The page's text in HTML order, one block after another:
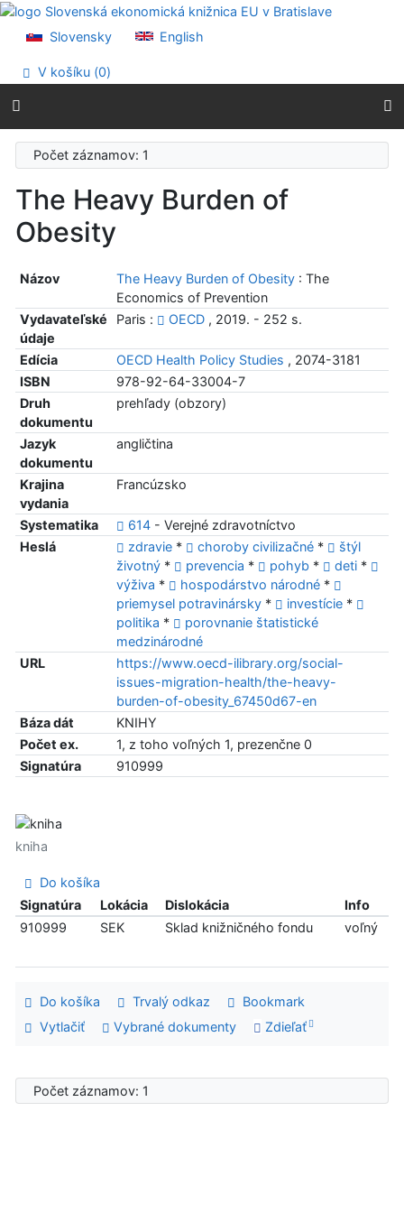
Prejsť na obsah
Prehlásenie o webovej prístupnosti
Slovensky English
V košíku (0)
Počet záznamov: 1
The Heavy Burden of
Obesity
Názov The Heavy Burden of Obesity : The
Economics of Prevention
Vydavateľské
údaje
Paris : OECD, 2019. - 252 s.
Edícia OECD Health Policy Studies , 2074-3181
ISBN
978-92-64-33004-7
Druh
dokumentu
prehľady (obzory)
Jazyk
dokumentu
angličtina
Krajina
vydania
Francúzsko
Systematika 614- Verejné zdravotníctvo
Heslá
zdravie * choroby civilizačné *
štýl
životný * prevencia * pohyb * deti *
výživa * hospodárstvo národné *
priemysel potravinársky * investície *
politika *
porovnanie štatistické
medzinárodné
URL
https://www.oecd-ilibrary.org/social-
issues-migration-health/the-heavy-
burden-of-obesity_67450d67-en
Báza dát
KNIHY
Počet ex.
1, z toho voľných 1, prezenčne 0
Signatúra
910999
kniha
Do košíka
Signatúra
Lokácia Dislokácia
Info
910999
SEK Sklad knižničného fondu voľný
Do košíka Trvalý odkaz
Bookmark
Vytlačiť
Vybrané dokumenty Zdieľať
Počet záznamov: 1